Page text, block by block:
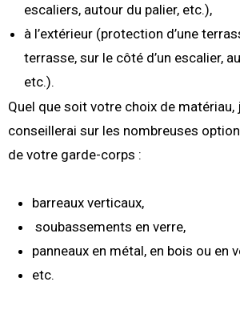
escaliers, autour du palier, etc.),
à l’extérieur (protection d’une
terrasse, sur le côté d’un escalier,
etc.).
Quel que soit votre choix de matériau,
conseillerai sur les nombreuses
de votre garde-corps :
barreaux verticaux,
soubassements en verre,
panneaux en métal, en bois ou en
etc.